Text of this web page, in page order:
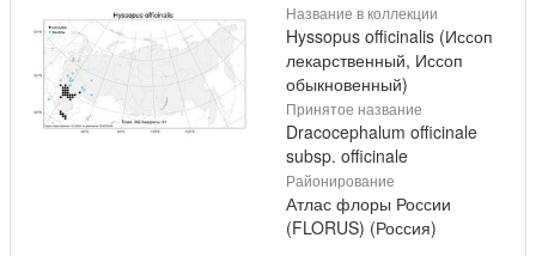
Название в коллекции
Hyssopus officinalis (Иссоп
лекарственный, Иссоп
обыкновенный)
Принятое название
Dracocephalum officinale
subsp. officinale
Районирование
Атлас флоры России
(FLORUS) (Россия)